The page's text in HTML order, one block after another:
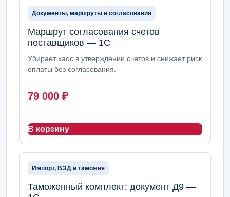
Документы, маршруты и согласования
Маршрут согласования счетов
поставщиков — 1С
Убирает хаос в утверждении счетов и снижает риск
оплаты без согласования.
79 000 ₽
В корзину
Импорт, ВЭД и таможня
Таможенный комплект: документ Д9 —